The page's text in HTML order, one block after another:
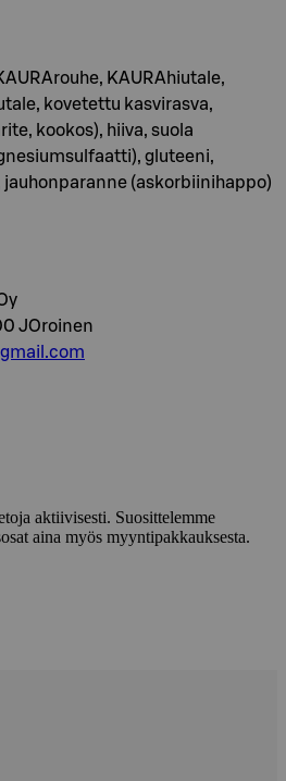
KAURAhiutale,
kovetettu kasvirasva,
kookos), hiiva, suola
gluteeni,
jauhonparanne (askorbiinihappo)
JOroinen
aktiivisesti. Suosittelemme
aina myös myyntipakkauksesta.